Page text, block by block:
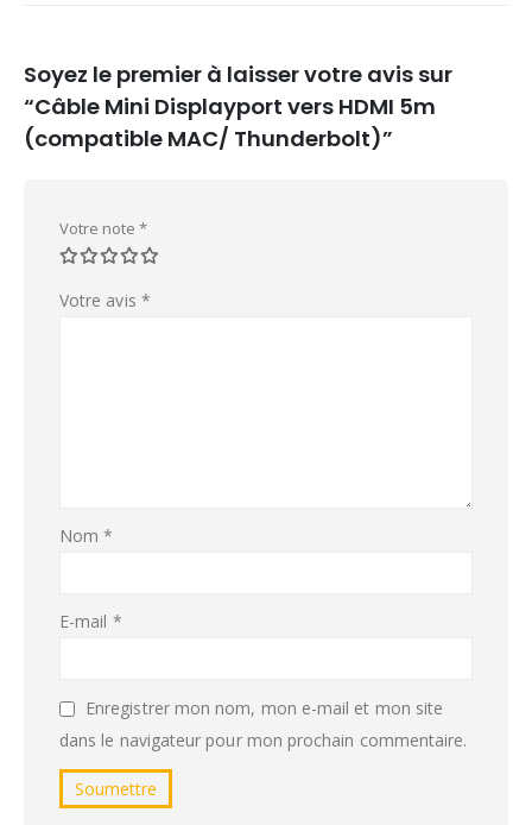
Soyez le premier à laisser votre avis sur
“Câble Mini Displayport vers HDMI 5m
(compatible MAC/ Thunderbolt)”
Votre note *
Votre avis *
Nom*
E-mail *
Enregistrer mon nom, mon e-mail et mon site
dans le navigateur pour mon prochain commentaire.